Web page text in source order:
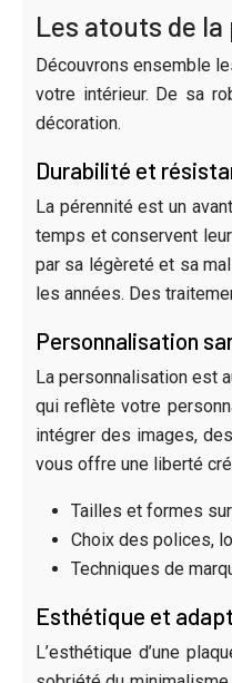
Les atouts de
Découvrons ensemble
votre intérieur. De sa
décoration.
Durabilité et
La pérennité est un
temps et conservent
par sa légèreté et sa
les années. Des
Personnalisation
La personnalisation est
qui reflète votre
intégrer des images,
vous offre une liberté
Tailles et formes
Choix des polices,
Techniques de
Esthétique et
L’esthétique d’une